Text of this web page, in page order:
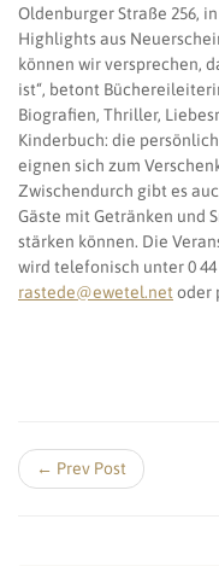
Oldenburger Straße 256,
Highlights aus
können wir versprechen,
ist“, betont
Biografien, Thriller,
Kinderbuch: die
eignen sich zum
Zwischendurch gibt es
Gäste mit Getränken und
stärken können. Die
wird telefonisch unter 0 44
rastede@ewetel.net oder
← Prev Post